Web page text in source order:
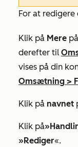
For at
Klik på Mere
derefter til
vises på din
Omsætning >
Klik på navnet
Klik på
»Rediger«.